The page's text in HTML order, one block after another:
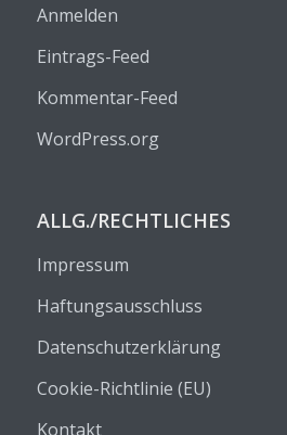
Anmelden
Eintrags-Feed
Kommentar-Feed
WordPress.org
ALLG./RECHTLICHES
Impressum
Haftungsausschluss
Datenschutzerklärung
Cookie-Richtlinie (EU)
Kontakt